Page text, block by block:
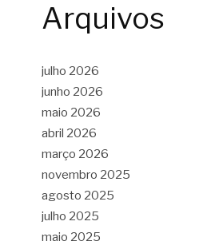
Arquivos
julho 2026
junho 2026
maio 2026
abril 2026
março 2026
novembro 2025
agosto 2025
julho 2025
maio 2025